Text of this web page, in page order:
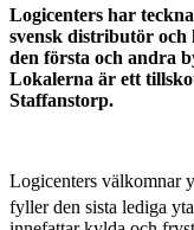
Logicenters har
svensk distributör och
den första och andra
Lokalerna är ett
Staffanstorp.
Logicenters välkomnar
fyller den sista lediga